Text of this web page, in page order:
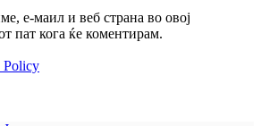
е-маил и веб страна во овој
пат кога ќе коментирам.
Policy